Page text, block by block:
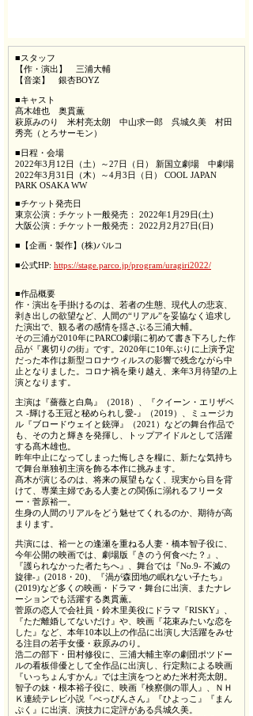
■スタッフ
【作・演出】 三浦大輔
【音楽】 銀杏BOYZ
■キャスト
髙木雄也 奥貫薫
萩原みのり 米村亮太朗 中山求一郎 呉城久美 村田
秀亮（とろサーモン）
■日程・会場
2022年3月12日（土）～27日（日） 新国立劇場 中劇場
2022年3月31日（木）～4月3日（日） COOL JAPAN
PARK OSAKA WW
■チケット発売日
東京公演：チケット一般発売： 2022年1月29日(土)
大阪公演：チケット一般発売： 2022月2月27日(日)
■【企画・製作】(株)パルコ
■公式HP: https://stage.parco.jp/program/uragiri2022/
■作品概要
作・演出を手掛けるのは、若者の生態、現代人の悲哀、
剥き出しの欲望など、人間の“リアル”を妥協なく追求し
た演出で、観る者の感情を揺さぶる三浦大輔。
その三浦が2010年にPARCO劇場に初めて書き下ろした作
品が『裏切りの街』です。2020年に10年ぶりに上演予定
だった本作は新型コロナウィルスの影響で残念ながら中
止となりました。コロナ禍を乗り越え、来年3月待望の上
演となります。
主演は『薔薇と白鳥』（2018）、『クイーン・エリザベ
ス -輝ける王冠と秘められし愛-』（2019）、ミュージカ
ル『ブロードウェイと銃弾』（2021）などの舞台作品で
も、その力と輝きを発揮し、トップアイドルとして活躍
する髙木雄也。
昨年中止になってしまった悔しさを糧に、新たな気持ち
で舞台単独初主演を飾る本作に挑みます。
髙木が演じるのは、将来の展望もなく、現実から目を背
けて、専業主婦である人妻との関係に溺れるフリータ
ー・菅原裕一。
生身の人間のリアルをどう魅せてくれるのか、期待が高
まります。
共演には、裕一との逢瀬を重ねる人妻・橋本智子役に、
今年公開の映画では、劇場版『きのう何食べた？』、
『護られなかった者たちへ』、舞台では『No.9- 不滅の
旋律-』(2018・20)、『渦が森団地の眠れない子たち』
(2019)など多くの映画・ドラマ・舞台に出演、またナレ
ーションでも活躍する奥貫薫。
菅原の恋人で会社員・鈴木里美役にドラマ『RISKY』、
『ただ離婚してないだけ』や、映画『花束みたいな恋を
した』など、本年10本以上の作品に出演し大活躍をみせ
る注目の若手女優・萩原みのり。
浩二の部下・田村修役に、三浦大輔主宰の劇団ポツドー
ルの看板俳優として全作品に出演し、行定勲による映画
『いっちょんすかん』では主演をつとめた米村亮太朗。
智子の妹・根本裕子役に、映画『検察側の罪人』、ＮＨ
Ｋ連続テレビ小説『べっぴんさん』『ひよっこ』『まん
ぷく』に出演、演技力に定評がある呉城久美。